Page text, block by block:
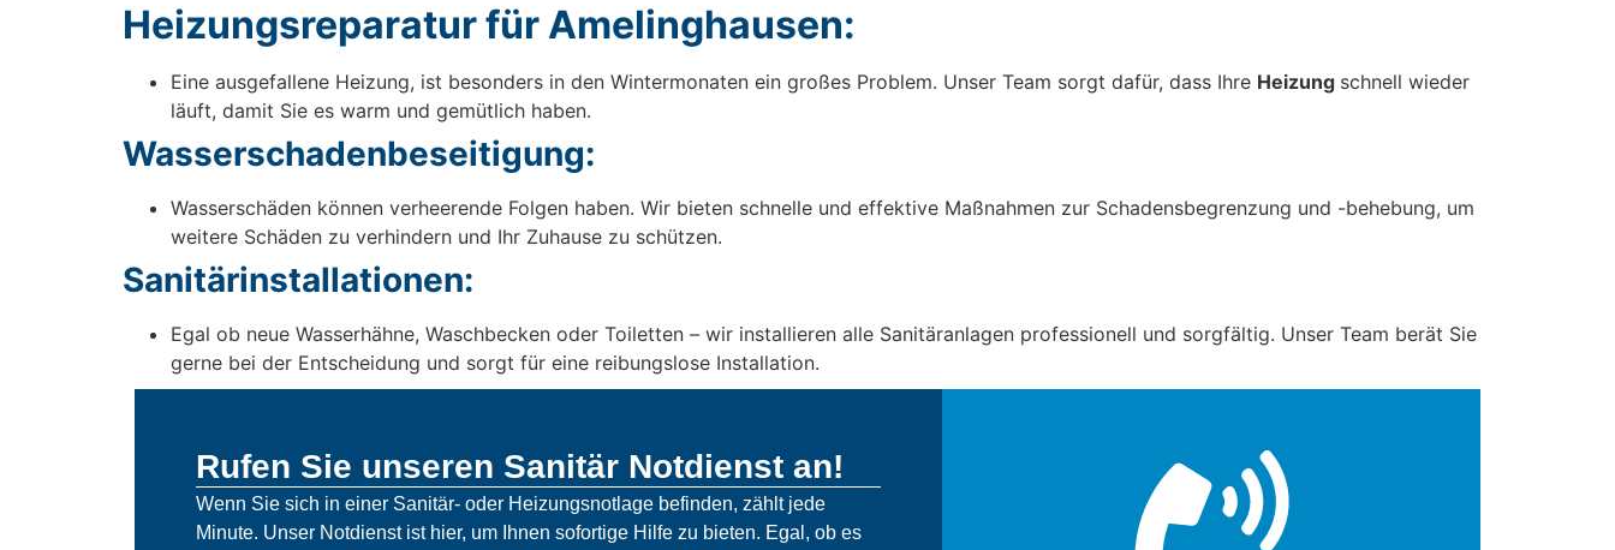
Heizungsreparatur für Amelinghausen:
Eine ausgefallene Heizung, ist besonders in den Wintermonaten ein großes Problem. Unser Team sorgt dafür, dass Ihre Heizung schnell wieder
läuft, damit Sie es warm und gemütlich haben.
Wasserschadenbeseitigung:
Wasserschäden können verheerende Folgen haben. Wir bieten schnelle und effektive Maßnahmen zur Schadensbegrenzung und -behebung, um
weitere Schäden zu verhindern und Ihr Zuhause zu schützen.
Sanitärinstallationen:
Egal ob neue Wasserhähne, Waschbecken oder Toiletten – wir installieren alle Sanitäranlagen professionell und sorgfältig. Unser Team berät Sie
gerne bei der Entscheidung und sorgt für eine reibungslose Installation.
Rufen Sie unseren Sanitär Notdienst an!
Wenn Sie sich in einer Sanitär- oder Heizungsnotlage befinden, zählt jede
Minute. Unser Notdienst ist hier, um Ihnen sofortige Hilfe zu bieten. Egal, ob es